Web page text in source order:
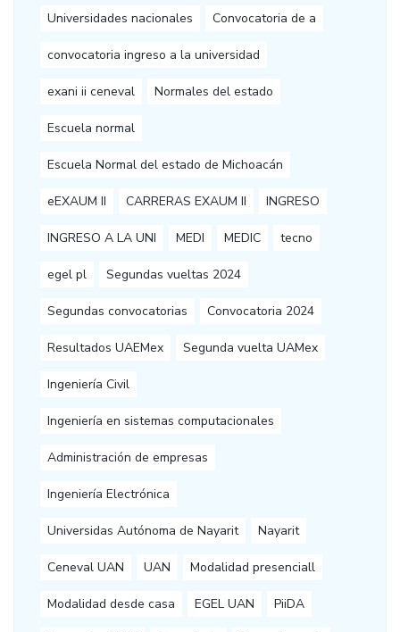
Universidades nacionales Convocatoria de a
convocatoria ingreso a la universidad
exani ii ceneval Normales del estado
Escuela normal
Escuela Normal del estado de Michoacán
eEXAUM II CARRERAS EXAUM II INGRESO
INGRESO A LA UNI MEDI MEDIC tecno
egel pl Segundas vueltas 2024
Segundas convocatorias Convocatoria 2024
Resultados UAEMex Segunda vuelta UAMex
Ingeniería Civil
Ingeniería en sistemas computacionales
Administración de empresas
Ingeniería Electrónica
Universidas Autónoma de Nayarit Nayarit
Ceneval UAN UAN Modalidad presenciall
Modalidad desde casa EGEL UAN PiiDA